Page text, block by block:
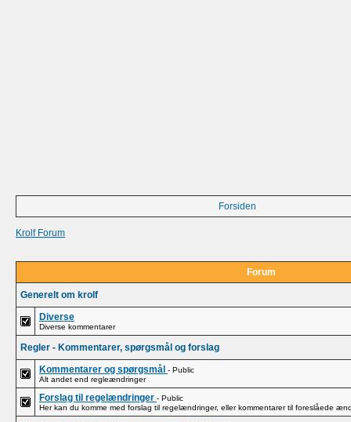
Forsiden
Krolf Forum
Forum
Generelt om krolf
Diverse
Diverse kommentarer
Regler - Kommentarer, spørgsmål og forslag
Kommentarer og spørgsmål - Public
Alt andet end regleændringer
Forslag til regelændringer - Public
Her kan du komme med forslag til regelændringer, eller kommentarer til foreslåede